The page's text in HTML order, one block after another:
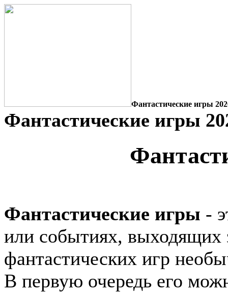
Фантастические игры
Фантастические игры
Фантастические игры -
или событиях, выходящих
фантастических игр
В первую очередь его